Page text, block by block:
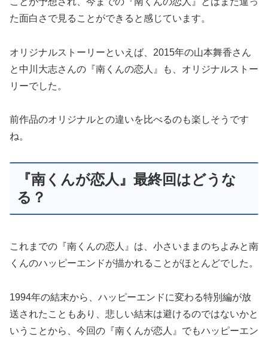
と中川大志さんの『南くんの恋人』も、オリジナルストー
リーでした。
ね。
『南くんが恋人』最終回はどうな
る？
くんのハッピーエンドが描かれることがほとんどでした。
送されたこともあり、悲しい結末は避けるのではないかと
いうことから、今回の『南くんが恋人』でもハッピーエン
ドで結末を迎えるのではないかと予想しています。